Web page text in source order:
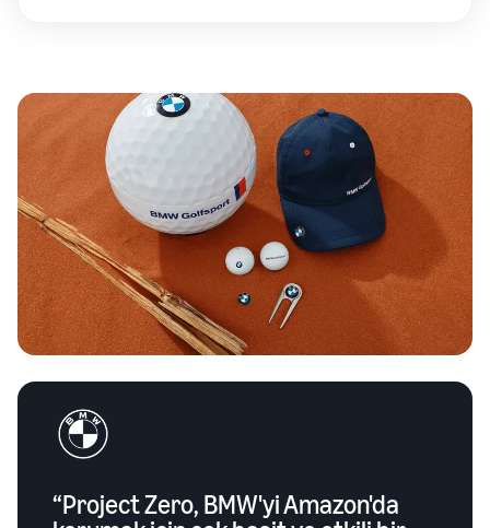
“Project Zero, BMW'yi Amazon'da